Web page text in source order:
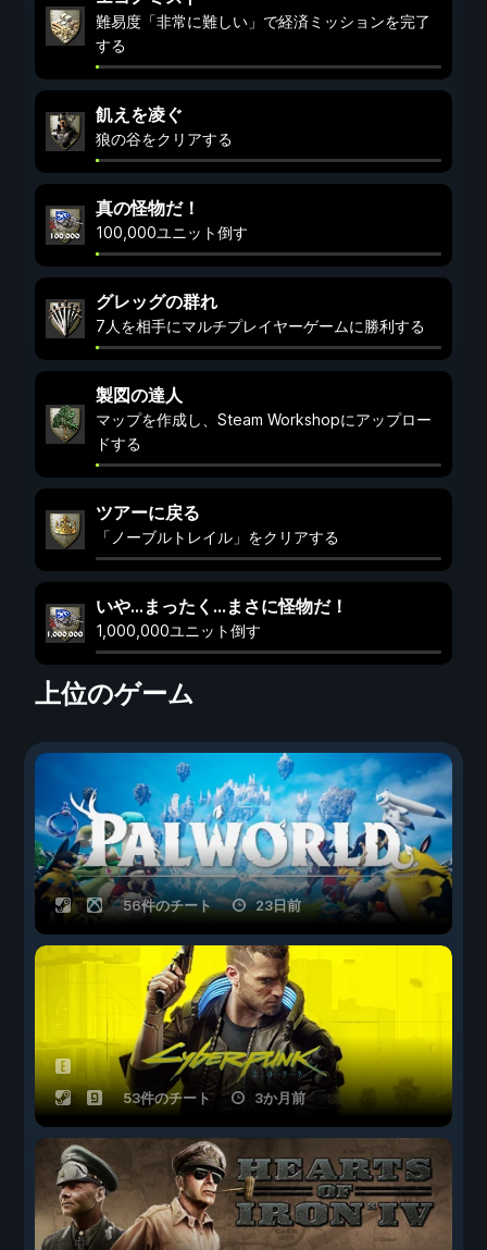
難易度「非常に難しい」で経済ミッションを完了
する
飢えを凌ぐ
狼の谷をクリアする
真の怪物だ！
100,000ユニット倒す
グレッグの群れ
7人を相手にマルチプレイヤーゲームに勝利する
製図の達人
マップを作成し、Steam Workshopにアップロー
ドする
ツアーに戻る
「ノーブルトレイル」をクリアする
いや…まったく…まさに怪物だ！
1,000,000ユニット倒す
上位のゲーム
56件のチート 23日前
53件のチート 3か月前